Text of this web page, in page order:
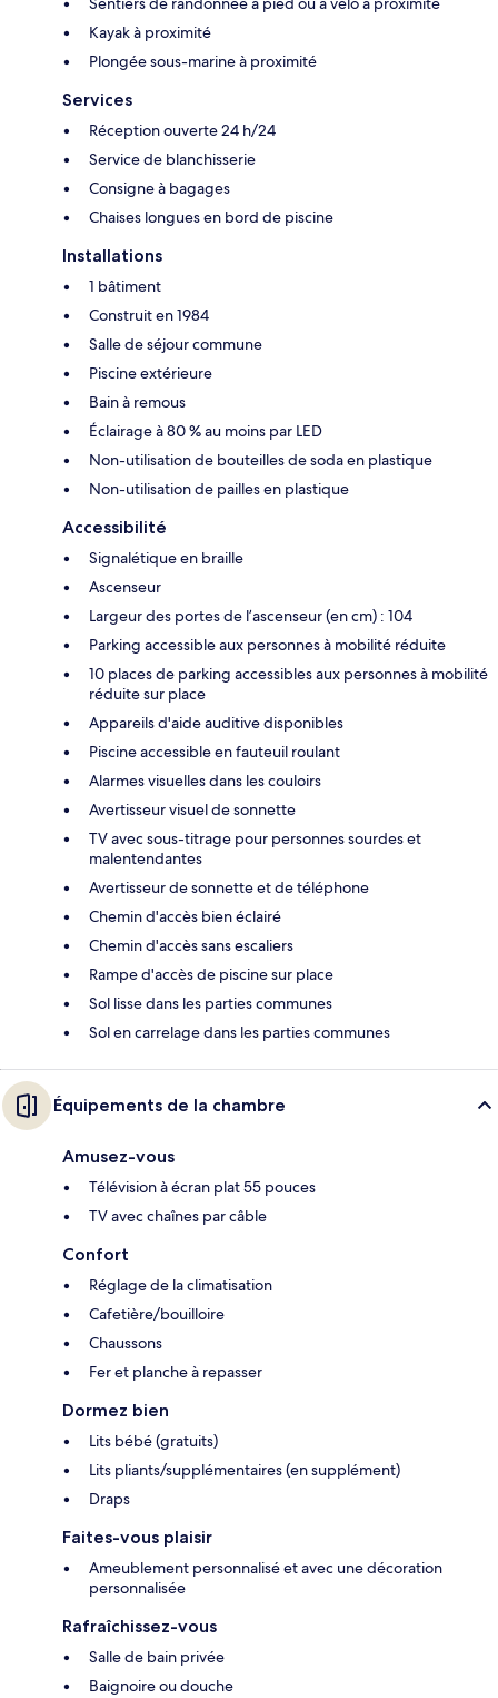
Kayak à proximité
Plongée sous-marine à proximité
Services
Réception ouverte 24 h/24
Service de blanchisserie
Consigne à bagages
Chaises longues en bord de piscine
Installations
1 bâtiment
Construit en 1984
Salle de séjour commune
Piscine extérieure
Bain à remous
Éclairage à 80 % au moins par LED
Non-utilisation de bouteilles de soda en plastique
Non-utilisation de pailles en plastique
Accessibilité
Signalétique en braille
Ascenseur
Largeur des portes de l’ascenseur (en cm) : 104
Parking accessible aux personnes à mobilité réduite
10 places de parking accessibles aux personnes à mobilité
réduite sur place
Appareils d'aide auditive disponibles
Piscine accessible en fauteuil roulant
Alarmes visuelles dans les couloirs
Avertisseur visuel de sonnette
TV avec sous-titrage pour personnes sourdes et
malentendantes
Avertisseur de sonnette et de téléphone
Chemin d'accès bien éclairé
Chemin d'accès sans escaliers
Rampe d'accès de piscine sur place
Sol lisse dans les parties communes
Sol en carrelage dans les parties communes
Équipements de la chambre
Amusez-vous
Télévision à écran plat 55 pouces
TV avec chaînes par câble
Confort
Réglage de la climatisation
Cafetière/bouilloire
Chaussons
Fer et planche à repasser
Dormez bien
Lits bébé (gratuits)
Lits pliants/supplémentaires (en supplément)
Draps
Faites-vous plaisir
Ameublement personnalisé et avec une décoration
personnalisée
Rafraîchissez-vous
Salle de bain privée
Baignoire ou douche